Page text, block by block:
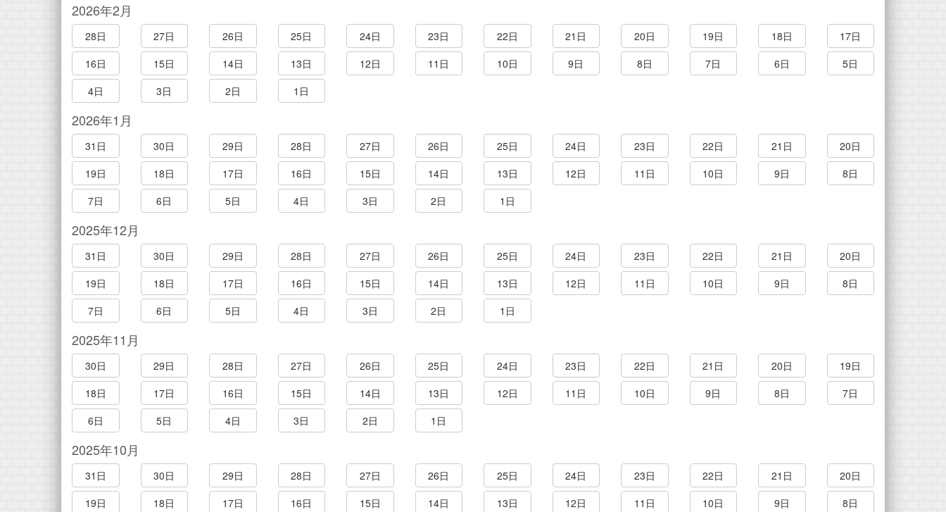
2026年2月
28日 27日 26日 25日 24日 23日 22日 21日 20日 19日 18日
17日
16日
15日 14日 13日 12日 11日 10日 9日 8日 7日 6日
5日
4日
3日 2日 1日
2026年1月
31日 30日 29日 28日 27日 26日 25日 24日 23日 22日 21日
20日
19日
18日 17日 16日 15日 14日 13日 12日 11日 10日 9日
8日
7日
6日 5日 4日 3日 2日 1日
2025年12月
31日 30日 29日 28日 27日 26日 25日 24日 23日 22日 21日
20日
19日
18日 17日 16日 15日 14日 13日 12日 11日 10日 9日
8日
7日
6日 5日 4日 3日 2日 1日
2025年11月
30日 29日 28日 27日 26日 25日 24日 23日 22日 21日 20日
19日
18日
17日 16日 15日 14日 13日 12日 11日 10日 9日 8日
7日
6日
5日 4日 3日 2日 1日
2025年10月
31日 30日 29日 28日 27日 26日 25日 24日 23日 22日 21日
20日
19日
18日 17日 16日 15日 14日 13日 12日 11日 10日 9日
8日